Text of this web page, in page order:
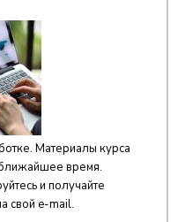
Материалы курса
время.
и получайте
свой e-mail.